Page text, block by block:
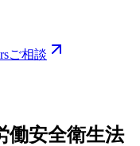
ご相談
働安全衛生法